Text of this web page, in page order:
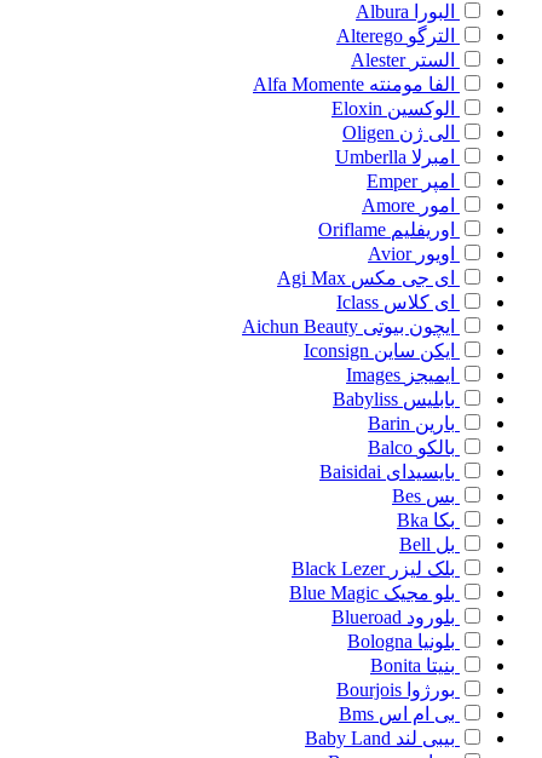
البورا
Albura
الترگو Alterego
الستر Alester
الفا مومنته Alfa Momente
الوکسین Eloxin
الی ژن Oligen
امبرلا Umberlla
امپر Emper
امور Amore
اوریفلیم Oriflame
اویور Avior
ای جی مکس Agi Max
ای کلاس Iclass
ایچون بیوتی Aichun Beauty
ایکن ساین Iconsign
ایمیجز Images
بابلیس Babyliss
بارین Barin
بالکو Balco
بایسیدای Baisidai
بس Bes
بکا Bka
بل Bell
بلک لیزر Black Lezer
بلو مجیک Blue Magic
بلورود Blueroad
بلونیا Bologna
بنیتا Bonita
بورژوا Bourjois
بی ام اس Bms
بیبی لند Baby Land